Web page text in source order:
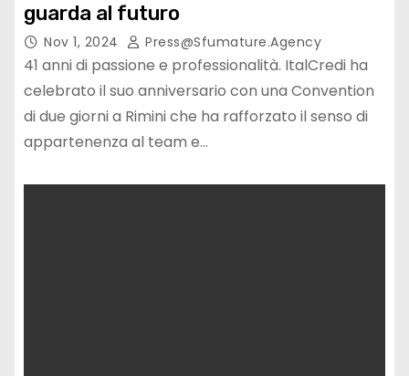
guarda al futuro
Nov 1, 2024 Press@sfumature.agency
41 anni di passione e professionalità. ItalCredi ha
celebrato il suo anniversario con una Convention
di due giorni a Rimini che ha rafforzato il senso di
appartenenza al team e…